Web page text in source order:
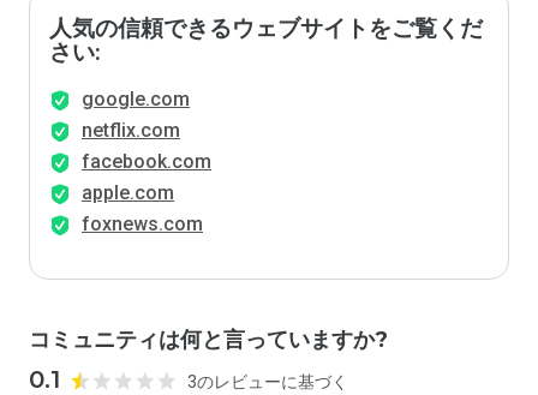
人気の信頼できるウェブサイトをご覧くだ
さい:
google.com
netflix.com
facebook.com
apple.com
foxnews.com
コミュニティは何と言っていますか?
0.1 3のレビューに基づく